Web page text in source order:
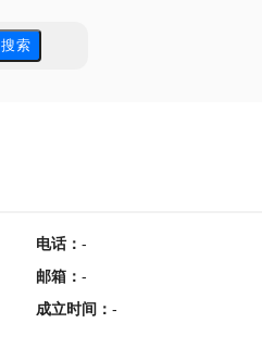
搜 索
电话： -
邮箱 ： -
成立时间 ： -